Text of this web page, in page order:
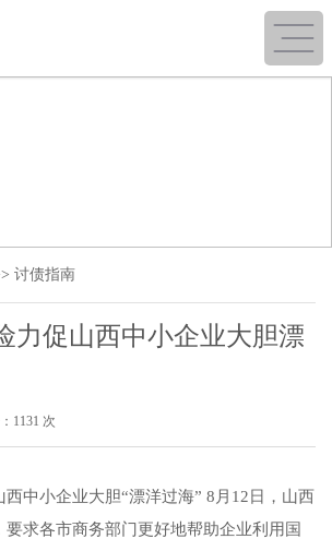
讨债指南
力促山西中小企业大胆漂
1131 次
中小企业大胆“漂洋过海” 8月12日，山西
求各市商务部门更好地帮助企业利用国